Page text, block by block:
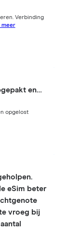
Verbinding
meer
en…
opgelost
eSim beter
vroeg bij